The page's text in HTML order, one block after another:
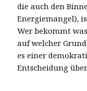
die auch den
Energiemangel),
Wer bekommt
auf welcher
es einer
Entscheidung